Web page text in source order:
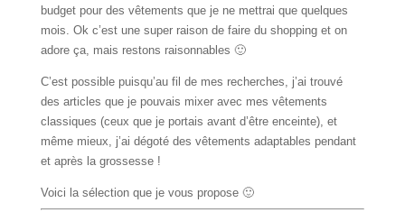
budget pour des vêtements que je ne mettrai que quelques
mois. Ok c’est une super raison de faire du shopping et on
adore ça, mais restons raisonnables 🙂
C’est possible puisqu’au fil de mes recherches, j’ai trouvé
des articles que je pouvais mixer avec mes vêtements
classiques (ceux que je portais avant d’être enceinte), et
même mieux, j’ai dégoté des vêtements adaptables pendant
et après la grossesse !
Voici la sélection que je vous propose 🙂